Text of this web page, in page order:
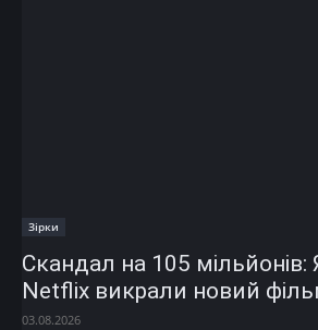
Зірки
Скандал на 105 мільйонів:
Netflix викрали новий
03.08.2026